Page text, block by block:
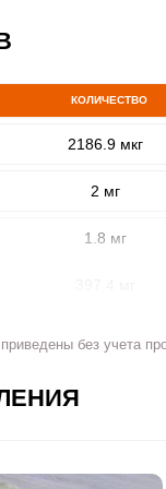
КОЛИЧЕСТВО
2186.9 мкг
2 мг
1.8 мг
0.6 мкг
без учета